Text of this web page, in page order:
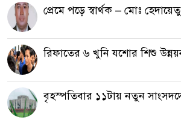
প্রেমে পড়ে স্বার্থক – মোঃ
রিফাতের ৬ খুনি যশোর শিশু উন্নয়ন
বৃহস্পতিবার ১১টায় নতুন